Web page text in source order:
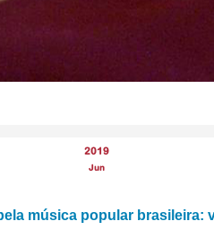
2019
Jun
música popular brasileira: